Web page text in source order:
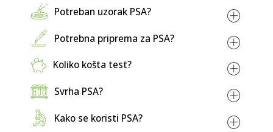
Potreban uzorak PSA?
Potrebna priprema za PSA?
Koliko košta test?
laboratoriji
PSA ukupni (tPSA) – 20 KM
Svrha PSA?
Kako se koristi PSA?